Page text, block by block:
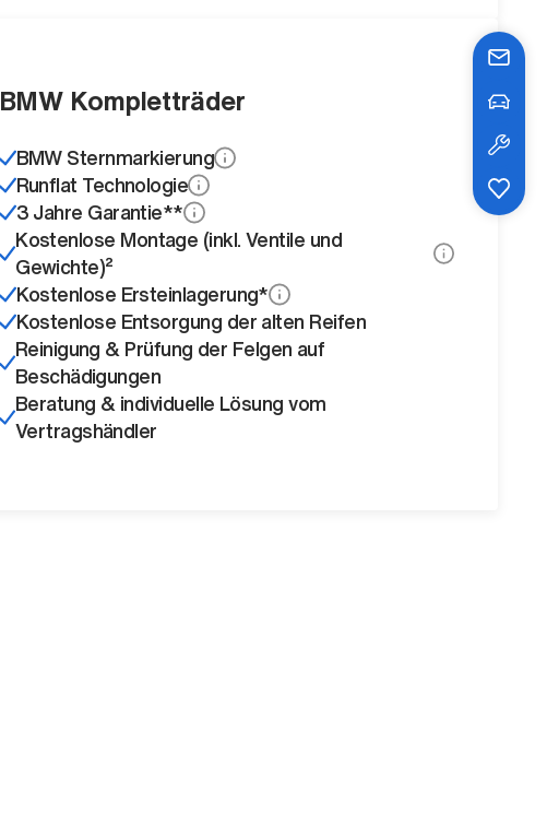
BMW Kompletträder
BMW Sternmarkierung
Runflat Technologie
3 Jahre Garantie**
Kostenlose Montage (inkl. Ventile und
Gewichte)²
Kostenlose Ersteinlagerung*
Kostenlose Entsorgung der alten Reifen
Reinigung & Prüfung der Felgen auf
Beschädigungen
Beratung & individuelle Lösung vom
Vertragshändler